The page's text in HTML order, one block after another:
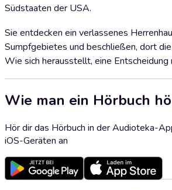
Südstaaten der USA.
Sie entdecken ein verlassenes
Sumpfgebietes und beschließen, dort
Wie sich herausstellt, eine
Wie man ein Hörbuch
Hör dir das Hörbuch in der Audioteka-
iOS-Geräten an